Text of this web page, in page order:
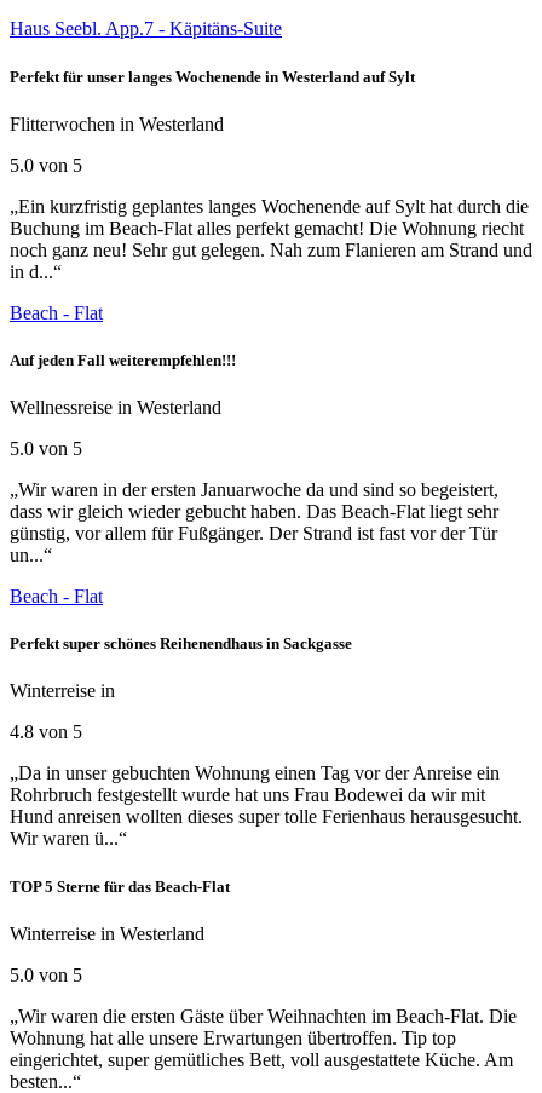
Haus Seebl. App.7 - Käpitäns-Suite
Perfekt für unser langes Wochenende in Westerland auf Sylt
Flitterwochen in Westerland
5.0 von 5
„Ein kurzfristig geplantes langes Wochenende auf Sylt hat durch die
Buchung im Beach-Flat alles perfekt gemacht! Die Wohnung riecht
noch ganz neu! Sehr gut gelegen. Nah zum Flanieren am Strand und
in d...“
Beach - Flat
Auf jeden Fall weiterempfehlen!!!
Wellnessreise in Westerland
5.0 von 5
„Wir waren in der ersten Januarwoche da und sind so begeistert,
dass wir gleich wieder gebucht haben. Das Beach-Flat liegt sehr
günstig, vor allem für Fußgänger. Der Strand ist fast vor der Tür
un...“
Beach - Flat
Perfekt super schönes Reihenendhaus in Sackgasse
Winterreise in
4.8 von 5
„Da in unser gebuchten Wohnung einen Tag vor der Anreise ein
Rohrbruch festgestellt wurde hat uns Frau Bodewei da wir mit
Hund anreisen wollten dieses super tolle Ferienhaus herausgesucht.
Wir waren ü...“
TOP 5 Sterne für das Beach-Flat
Winterreise in Westerland
5.0 von 5
„Wir waren die ersten Gäste über Weihnachten im Beach-Flat. Die
Wohnung hat alle unsere Erwartungen übertroffen. Tip top
eingerichtet, super gemütliches Bett, voll ausgestattete Küche. Am
besten...“